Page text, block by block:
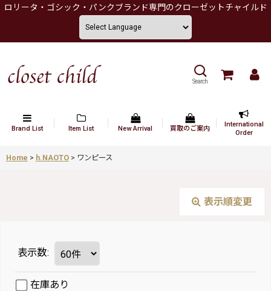
ロリータ・ゴシック・パンクブランド専門のクローゼットチャイルド
Search
Brand List Item List New Arrival 買取のご案内
International
Order
Home > h.NAOTO > ワンピース
表示順変更
表示数:
在庫あり